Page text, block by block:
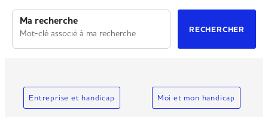
Ma recherche
RECHERCHER
Entreprise et handicap Moi et mon handicap